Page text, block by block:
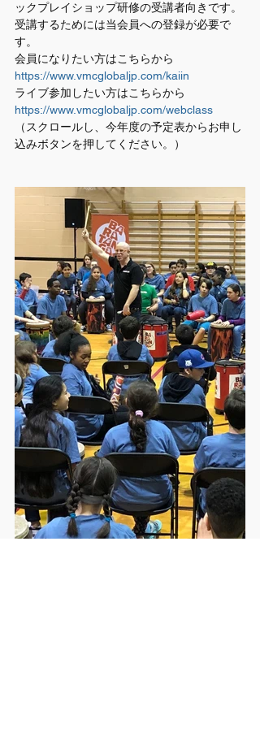
ックプレイショップ研修の受講者向きです。
受講するためには当会員への登録が必要で
す。
会員になりたい方はこちらから
https://www.vmcglobaljp.com/kaiin
ライブ参加したい方はこちらから
https://www.vmcglobaljp.com/webclass
（スクロールし、今年度の予定表からお申し
込みボタンを押してください。）